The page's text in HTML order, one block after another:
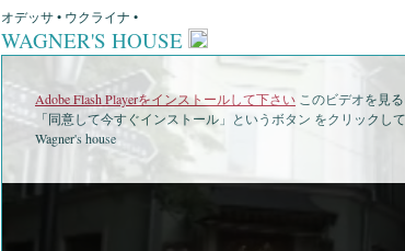
オデッサ • ウクライナ •
WAGNER'S HOUSE
Adobe Flash Playerをインストールして下さい このビデオを見る
「同意して今すぐインストール」というボタン をクリックし
Wagner's house